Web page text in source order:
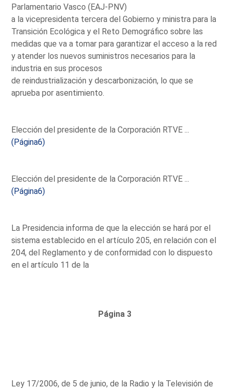
Parlamentario Vasco (EAJ-PNV)
a la vicepresidenta tercera del Gobierno y ministra para la
Transición Ecológica y el Reto Demográfico sobre las
medidas que va a tomar para garantizar el acceso a la red
y atender los nuevos suministros necesarios para la
industria en sus procesos
de reindustrialización y descarbonización, lo que se
aprueba por asentimiento.
Elección del presidente de la Corporación RTVE ...
(Página6)
Elección del presidente de la Corporación RTVE ...
(Página6)
La Presidencia informa de que la elección se hará por el
sistema establecido en el artículo 205, en relación con el
204, del Reglamento y de conformidad con lo dispuesto
en el artículo 11 de la
Página 3
Ley 17/2006, de 5 de junio, de la Radio y la Televisión de